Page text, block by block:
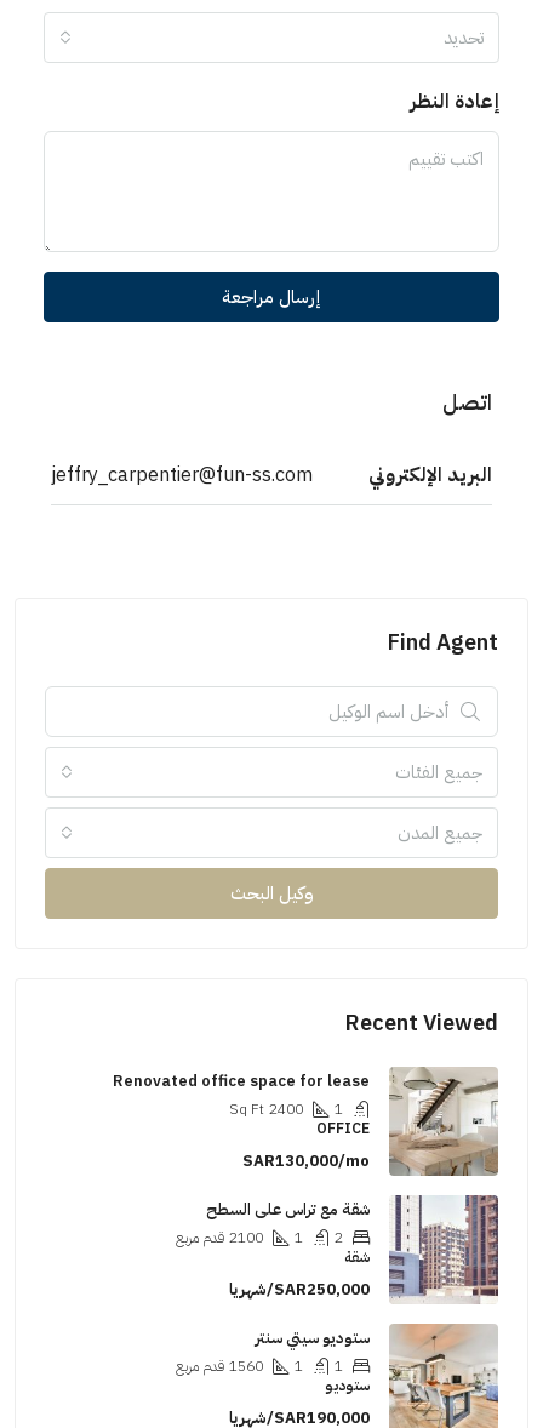
تحديد
إعادة النظر
إرسال مراجعة
اتصل
البريد الإلكتروني jeffry_carpentier@fun-ss.com
Find Agent
جميع الفئات
جميع المدن
وكيل البحث
Recent Viewed
Renovated office space for lease
2400
Sq Ft
OFFICE
SAR130,000/mo
شقة مع تراس على السطح
2100 قدم مربع
شقة
SAR250,000/شهريا
ستوديو سيتي سنتر
1560 قدم مربع
ستوديو
SAR190,000/شهريا